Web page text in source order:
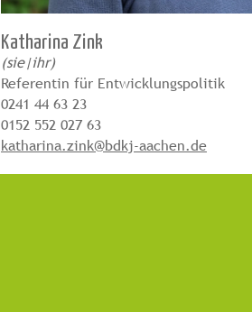
Katharina Zink
(sie|ihr)
Referentin für Entwicklungspolitik
0241 44 63 23
0152 552 027 63
katharina.zink@bdkj-aachen.de